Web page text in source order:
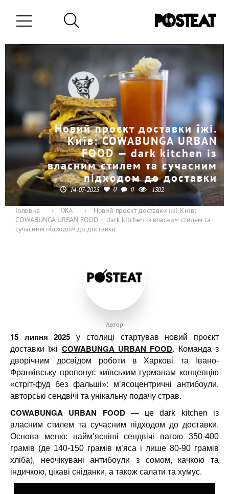
Новий проєкт доставки їжі.
Київ: COWABUNGA URBAN
FOOD — dark kitchen із
власним стилем та сучасним
підходом до доставки
14-07-2025 0 0 1302
Головна › ЇЖА ›
Новий проєкт доставки їжі. Київ:
COWABUNGA URBAN FOOD — dark kitchen із власним стилем та
сучасним підходом до доставки
Автор
15 липня 2025 у столиці стартував новий проєкт
доставки їжі COWABUNGA URBAN FOOD. Команда з
дворічним досвідом роботи в Харкові та Івано-
Франківську пропонує київським гурманам концепцію
«стріт-фуд без фальші»: м’ясоцентричні антибоули,
авторські сендвічі та унікальну подачу страв.
COWABUNGA URBAN FOOD— це dark kitchen із
власним стилем та сучасним підходом до доставки.
Основа меню: найм’ясніші сендвічі вагою 350-400
грамів (де 140-150 грамів м’яса і лише 80-90 грамів
хліба), неочікувані антибоули з сомом, качкою та
індичкою, цікаві сніданки, а також салати та хумус.